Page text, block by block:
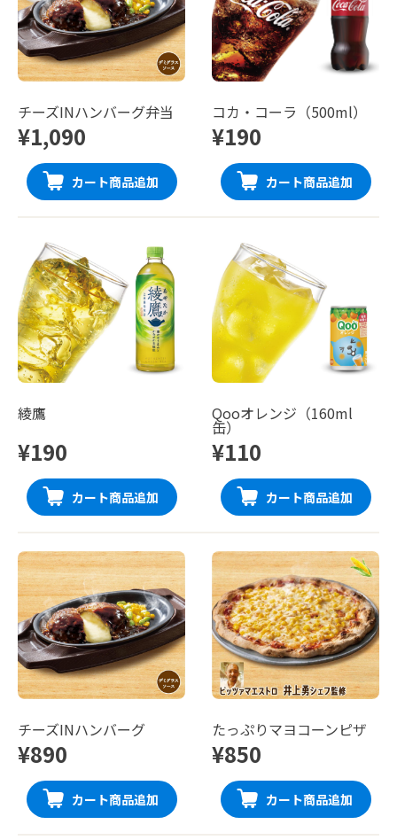
チーズINハンバーグ弁当
¥1,090
カート商品追加
コカ・コーラ（500ml）
¥190
カート商品追加
綾鷹
¥190
カート商品追加
Qooオレンジ（160ml
缶）
¥110
カート商品追加
チーズINハンバーグ
¥890
カート商品追加
たっぷりマヨコーンピザ
¥850
カート商品追加